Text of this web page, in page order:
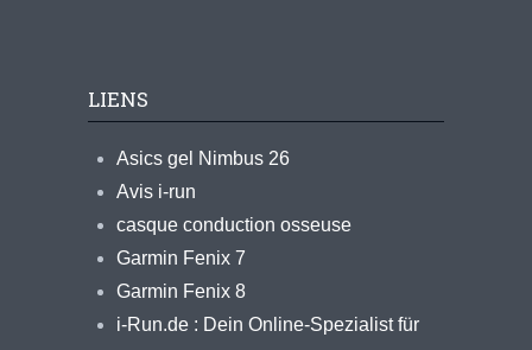
LIENS
Asics gel Nimbus 26
Avis i-run
casque conduction osseuse
Garmin Fenix 7
Garmin Fenix 8
i-Run.de : Dein Online-Spezialist für